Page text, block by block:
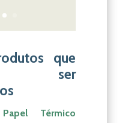
que
ser
Térmico